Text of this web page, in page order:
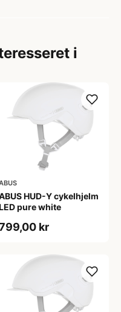
i
HUD-Y cykelhjelm
pure white
kr